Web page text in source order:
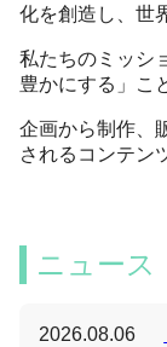
化を創造し、世
私たちのミッシ
豊かにする」こ
企画から制作、
されるコンテン
ニュース
2026.08.06